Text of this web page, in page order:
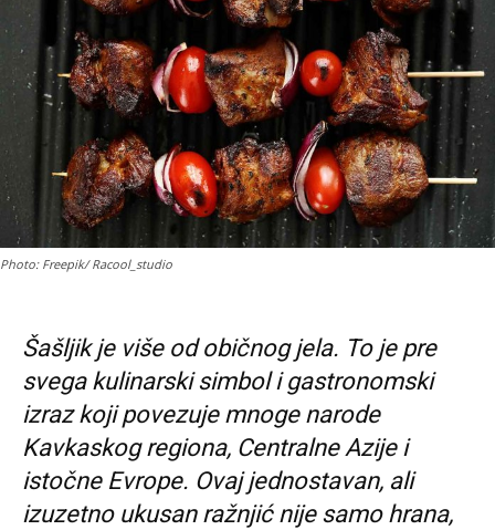
Photo: Freepik/ Racool_studio
Šašljik je više od običnog jela. To je pre
svega kulinarski simbol i gastronomski
izraz koji povezuje mnoge narode
Kavkaskog regiona, Centralne Azije i
istočne Evrope. Ovaj jednostavan, ali
izuzetno ukusan ražnjić nije samo hrana,